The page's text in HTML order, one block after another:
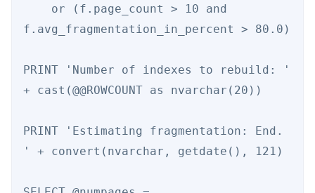
f.avg_fragmentation_in_percent > 80.0)
PRINT 'Number of indexes to rebuild: '
+ cast(@@ROWCOUNT as nvarchar(20))
PRINT 'Estimating fragmentation: End.
' + convert(nvarchar, getdate(), 121)